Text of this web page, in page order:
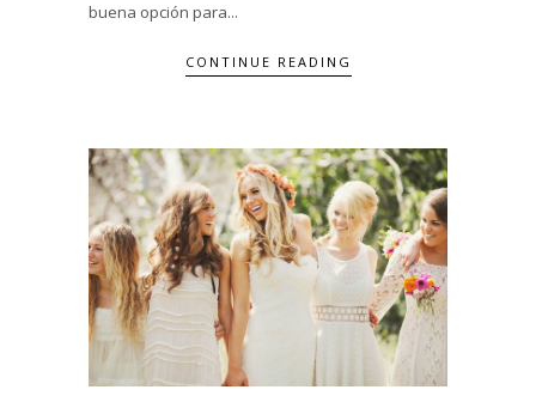
buena opción para...
CONTINUE READING